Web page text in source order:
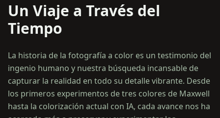
Un Viaje a Través del
Tiempo
La historia de la fotografía a color es un testimonio del
ingenio humano y nuestra búsqueda incansable de
capturar la realidad en todo su detalle vibrante. Desde
los primeros experimentos de tres colores de Maxwell
hasta la colorización actual con IA, cada avance nos ha